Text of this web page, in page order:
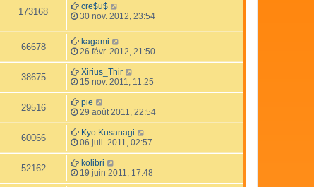
173168
cre$u$
30 nov. 2012, 23:54
66678
kagami
26 févr. 2012, 21:50
38675
Xirius_Thir
15 nov. 2011, 11:25
29516
pie
29 août 2011, 22:54
60066
Kyo Kusanagi
06 juil. 2011, 02:57
52162
kolibri
19 juin 2011, 17:48